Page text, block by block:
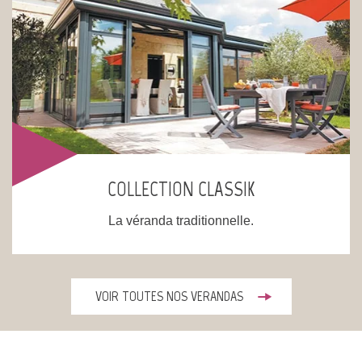
COLLECTION CLASSIK
La véranda traditionnelle.
VOIR TOUTES NOS VERANDAS